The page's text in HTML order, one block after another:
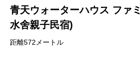
青天ウォーターハウス ファ
水舍親子民宿)
距離572メートル